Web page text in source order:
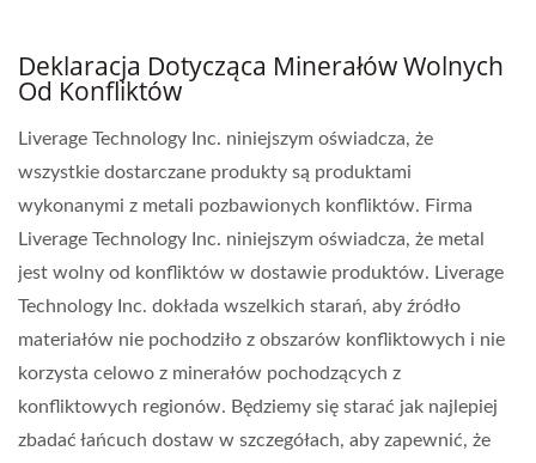
Deklaracja Dotycząca Minerałów Wolnych
Od Konfliktów
Liverage Technology Inc. niniejszym oświadcza, że
wszystkie dostarczane produkty są produktami
wykonanymi z metali pozbawionych konfliktów. Firma
Liverage Technology Inc. niniejszym oświadcza, że metal
jest wolny od konfliktów w dostawie produktów. Liverage
Technology Inc. dokłada wszelkich starań, aby źródło
materiałów nie pochodziło z obszarów konfliktowych i nie
korzysta celowo z minerałów pochodzących z
konfliktowych regionów. Będziemy się starać jak najlepiej
zbadać łańcuch dostaw w szczegółach, aby zapewnić, że